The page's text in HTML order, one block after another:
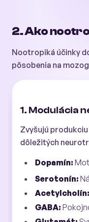
2. Ako
Nootropiká účinky
pôsobenia na
1. Modulácia
Zvyšujú
dôležitých
Dopamín:
Serotonín:
Acetylcholín:
GABA: